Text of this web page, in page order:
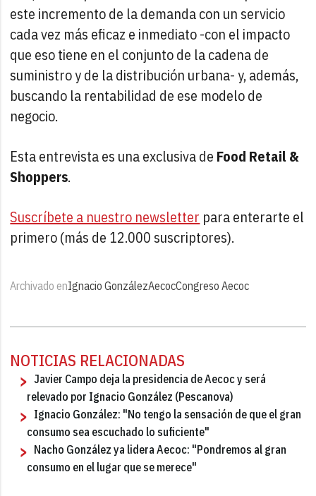
este incremento de la demanda con un servicio
cada vez más eficaz e inmediato -con el impacto
que eso tiene en el conjunto de la cadena de
suministro y de la distribución urbana- y, además,
buscando la rentabilidad de ese modelo de
negocio.
Esta entrevista es una exclusiva de Food Retail &
Shoppers.
Suscríbete a nuestro newsletter para enterarte el
primero (más de 12.000 suscriptores).
Archivado enIgnacio GonzálezAecocCongreso Aecoc
NOTICIAS RELACIONADAS
Javier Campo deja la presidencia de Aecoc y será
relevado por Ignacio González (Pescanova)
Ignacio González: "No tengo la sensación de que el gran
consumo sea escuchado lo suficiente"
Nacho González ya lidera Aecoc: "Pondremos al gran
consumo en el lugar que se merece"